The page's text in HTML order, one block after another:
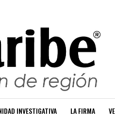
INVESTIGATIVA LA FIRMA